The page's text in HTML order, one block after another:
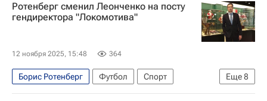
Юрий Нагорных
Борис Ротенберг
РПЛ 2026-2027 (Чемпионат России по футболу)
Кубок России по футболу
Ротенберг сменил Леонченко на посту
гендиректора "Локомотива"
12 ноября 2025, 15:48 364
Еще8
Борис Ротенберг Футбол
Спорт
Россия
Владимир Леонченко